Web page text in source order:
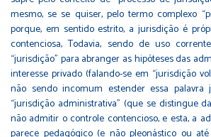
mesmo, se se quiser, pelo termo complexo
porque, em sentido estrito, a jurisdição é
contenciosa, Todavia, sendo de uso
“jurisdição” para abranger as hipóteses das
interesse privado (falando-se em “jurisdição
não sendo incomum estender essa palavra
“jurisdição administrativa” (que se distingue
não admitir o controle contencioso, e esta, a
parece pedagógico (e não pleonástico ou